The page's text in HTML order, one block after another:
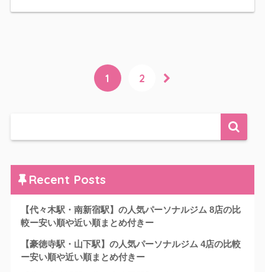
1 2
Recent Posts
【代々木駅・南新宿駅】の人気パーソナルジム 8店の比
較ー安い順や近い順まとめ付きー
【豪徳寺駅・山下駅】の人気パーソナルジム 4店の比較
ー安い順や近い順まとめ付きー